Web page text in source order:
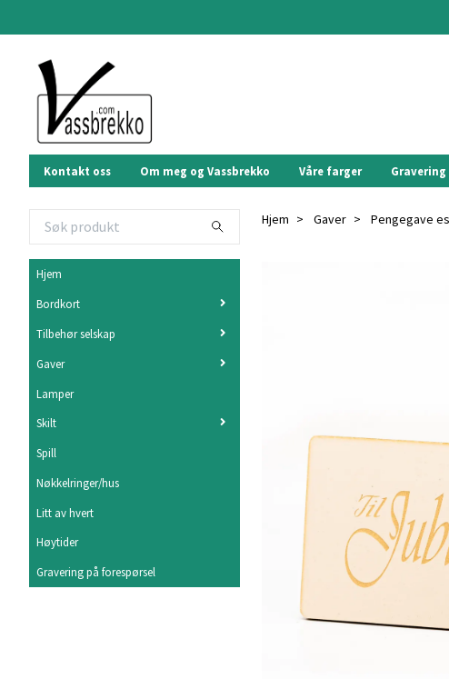
Kontakt oss Om meg og Vassbrekko Våre farger
Hjem
Bordkort
Tilbehør selskap
Gaver
Lamper
Skilt
Spill
Nøkkelringer/hus
Litt av hvert
Høytider
Gravering på forespørsel
Hjem Gaver Pengegave